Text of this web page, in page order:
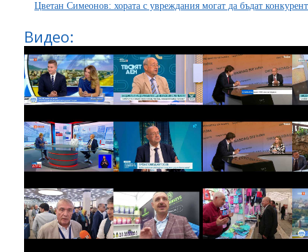
Цветан Симеонов: хората с увреждания могат да бъдат
Видео: